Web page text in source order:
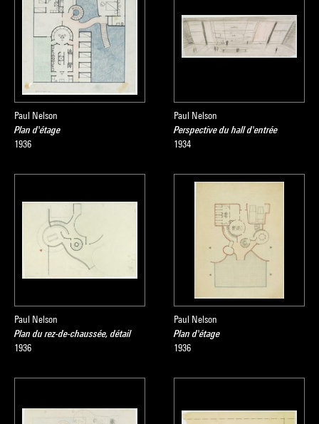
Paul Nelson
Plan d'étage
1936
Paul Nelson
Perspective du hall d'entrée
1934
Paul Nelson
Plan du rez-de-chaussée, détail
1936
Paul Nelson
Plan d'étage
1936